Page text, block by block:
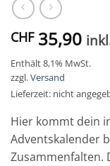
CHF35,90
Enthält 8,1% MwSt.
zzgl.Versand
Lieferzeit: nicht
Hier kommt dein
Adventskalender
Zusammenfalten.